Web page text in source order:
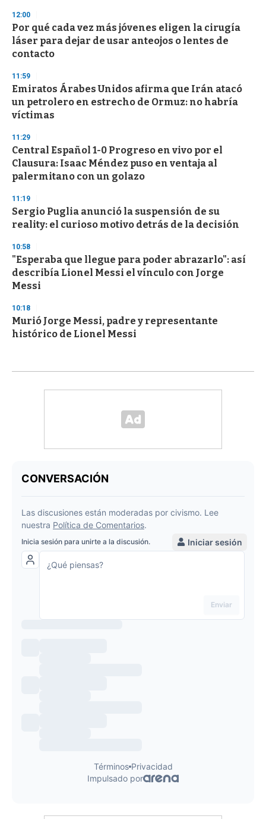
d
s
12:00
Por qué cada vez más jóvenes eligen la cirugía
láser para dejar de usar anteojos o lentes de
contacto
11:59
Emiratos Árabes Unidos afirma que Irán atacó
un petrolero en estrecho de Ormuz: no habría
víctimas
11:29
Central Español 1-0 Progreso en vivo por el
Clausura: Isaac Méndez puso en ventaja al
palermitano con un golazo
11:19
Sergio Puglia anunció la suspensión de su
reality: el curioso motivo detrás de la decisión
10:58
"Esperaba que llegue para poder abrazarlo": así
describía Lionel Messi el vínculo con Jorge
Messi
10:18
Murió Jorge Messi, padre y representante
histórico de Lionel Messi